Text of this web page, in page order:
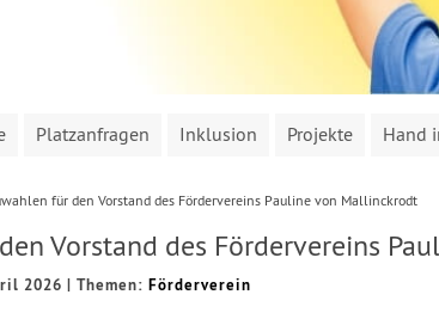
Platzanfragen Inklusion Projekte Hand
für den Vorstand des Fördervereins Pauline von Mallinckrodt
Vorstand des Fördervereins
2026 | Themen: Förderverein